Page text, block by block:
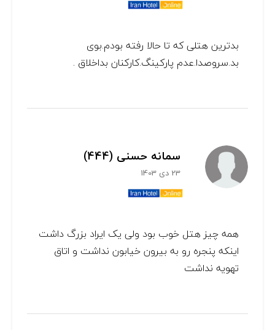
بدترین هتلی که تا حالا رفته بودم.بوی
بد.سروصدا.عدم پارکینگ.کارکنان بداخلاق .
سمانه حسنی (444)
23 دی 1403
همه چیز هتل خوب بود ولی یک ایراد بزرگ داشت
اینکه پنجره رو به بیرون خیابون نداشت و اتاق
تهویه نداشت